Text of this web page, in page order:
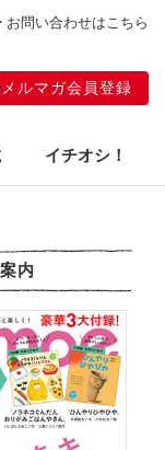
お問い合わせはこちら
ルマガ会員登録
イチオシ！
内